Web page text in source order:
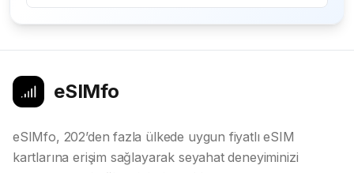
eSIMfo
eSIMfo, 202’den fazla ülkede uygun fiyatlı eSIM
kartlarına erişim sağlayarak seyahat deneyiminizi